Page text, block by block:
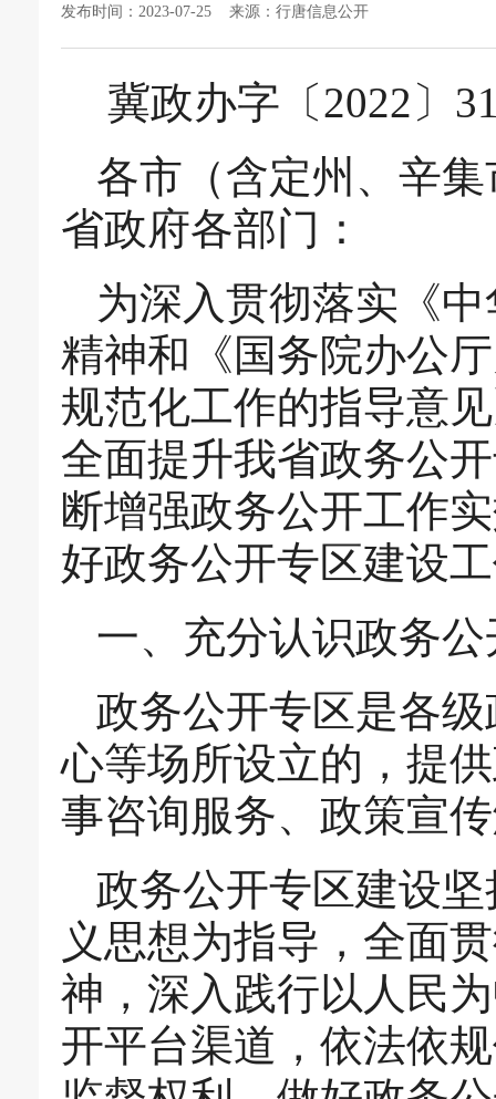
发布时间：2023-07-25 来源：行唐信息公开
冀政办字〔2022〕
各市（含定州、辛
省政府各部门：
为深入贯彻落实《
精神和《国务院办公
规范化工作的指导意
全面提升我省政务公
断增强政务公开工作
好政务公开专区建设
一、充分认识政务
政务公开专区是各
心等场所设立的，提
事咨询服务、政策宣
政务公开专区建设
义思想为指导，全面
神，深入践行以人民
开平台渠道，依法依